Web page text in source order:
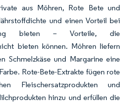
aus Möhren, Rote Bete und
und einen Vorteil bei
bieten – Vorteile, die
bieten können. Möhren liefern
Schmelzkäse und Margarine eine
Rote-Bete-Extrakte fügen rote
Fleischersatzprodukten und
hinzu und erfüllen die